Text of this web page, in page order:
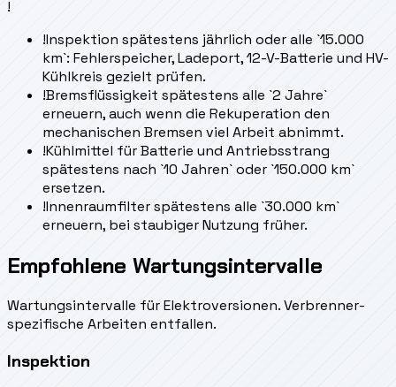
!
!Inspektion spätestens jährlich oder alle `15.000
km`: Fehlerspeicher, Ladeport, 12-V-Batterie und HV-
Kühlkreis gezielt prüfen.
!Bremsflüssigkeit spätestens alle `2 Jahre`
erneuern, auch wenn die Rekuperation den
mechanischen Bremsen viel Arbeit abnimmt.
!Kühlmittel für Batterie und Antriebsstrang
spätestens nach `10 Jahren` oder `150.000 km`
ersetzen.
!Innenraumfilter spätestens alle `30.000 km`
erneuern, bei staubiger Nutzung früher.
Empfohlene Wartungsintervalle
Wartungsintervalle für Elektroversionen. Verbrenner-
spezifische Arbeiten entfallen.
Inspektion